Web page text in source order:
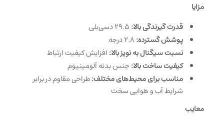
مزایا
قدرت گیرندگی بالا:
پوشش گسترده:
نسبت سیگنال به نویز بالا: افزایش کیفیت ارتباط
کیفیت ساخت بالا: جنس بدنه آلومینیوم
مناسب برای محیط‌های مختلف:طراحی مقاوم در برابر
شرایط آب و هوایی سخت
معایب